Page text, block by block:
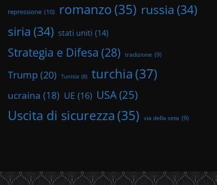
repressione (10) romanzo(35) russia (34)
siria (34) stati uniti (14)
Strategia e Difesa (28) tradizione (9)
Trump (20) Tunisia (8) turchia(37)
ucraina (18) UE (16) USA (25)
Uscita di sicurezza(35) via della seta (9)